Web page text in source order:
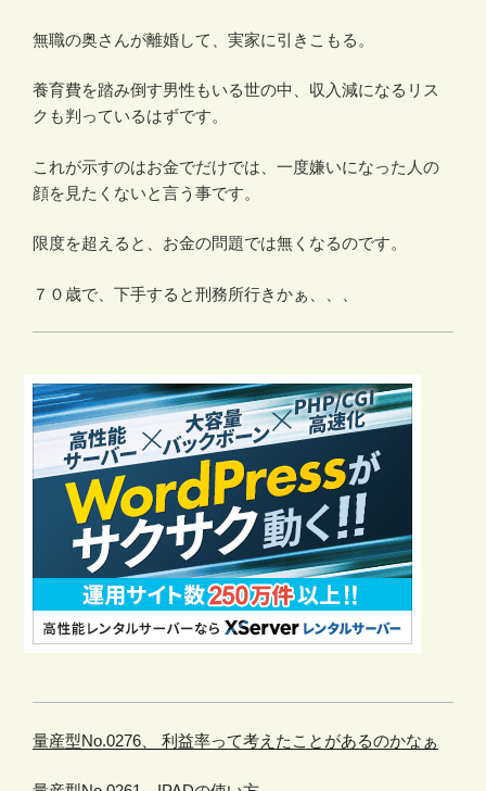
無職の奥さんが離婚して、実家に引きこもる。
養育費を踏み倒す男性もいる世の中、収入減になるリス
クも判っているはずです。
これが示すのはお金でだけでは、一度嫌いになった人の
顔を見たくないと言う事です。
限度を超えると、お金の問題では無くなるのです。
７０歳で、下手すると刑務所行きかぁ、、、
量産型No.0276、 利益率って考えたことがあるのかなぁ